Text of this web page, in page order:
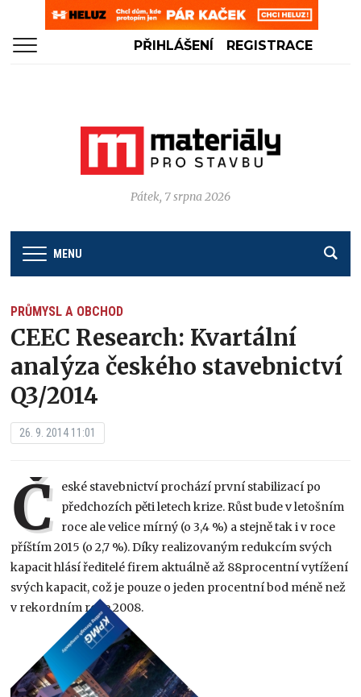
PŘIHLÁŠENÍ REGISTRACE
Pátek, 7 srpna 2026
MENU
PRŮMYSL A OBCHOD
CEEC Research: Kvartální
analýza českého stavebnictví
Q3/2014
26. 9. 2014 11:01
Č
eské stavebnictví prochází první stabilizací po
předchozích pěti letech krize. Růst bude v letošním
roce ale velice mírný (o 3,4 %) a stejně tak i v roce
příštím 2015 (o 2,7 %). Díky realizovaným redukcím svých
kapacit hlásí ředitelé firem aktuálně až 88procentní vytížení
svých kapacit, což je pouze o jeden procentní bod méně než
v rekordním roce 2008.